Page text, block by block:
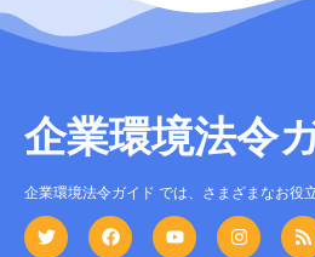
企業環境法令
企業環境法令ガイド では、さまざまなお役